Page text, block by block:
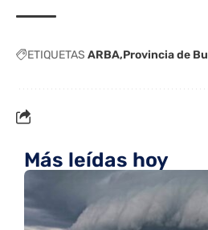
ETIQUETAS ARBA Provincia de
Más leídas hoy